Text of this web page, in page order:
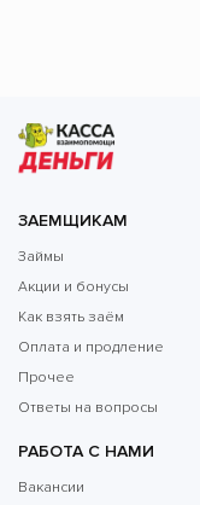
ЗАЕМЩИКАМ
Займы
Акции и бонусы
Как взять заём
Оплата и продление
Прочее
Ответы на вопросы
РАБОТА С НАМИ
Вакансии